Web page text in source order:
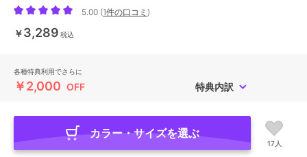
5.00 (1件の口コミ )
￥3,289 税込
各種特典利用でさらに
￥2,000 OFF 特典内訳
カラー・サイズを選ぶ
17人